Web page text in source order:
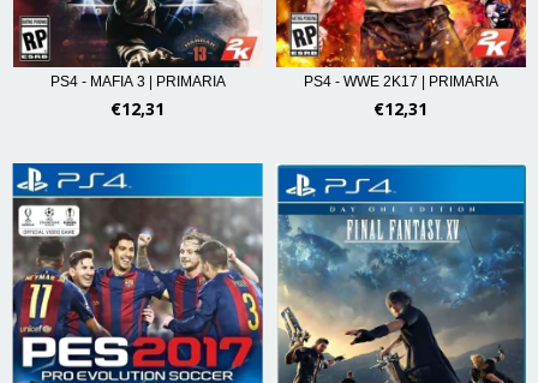
PS4 - MAFIA 3 | PRIMARIA
€12,31
PS4 - WWE 2K17 | PRIMARIA
€12,31